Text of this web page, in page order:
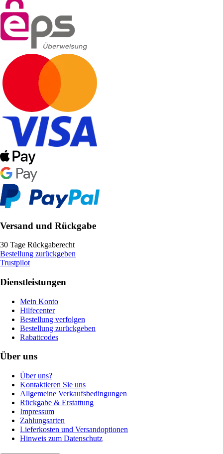
Versand und Rückgabe
30 Tage Rückgaberecht
Bestellung zurückgeben
Trustpilot
Dienstleistungen
Mein Konto
Hilfecenter
Bestellung verfolgen
Bestellung zurückgeben
Rabattcodes
Über uns
Über uns?
Kontaktieren Sie uns
Allgemeine Verkaufsbedingungen
Rückgabe & Erstattung
Impressum
Zahlungsarten
Lieferkosten und Versandoptionen
Hinweis zum Datenschutz